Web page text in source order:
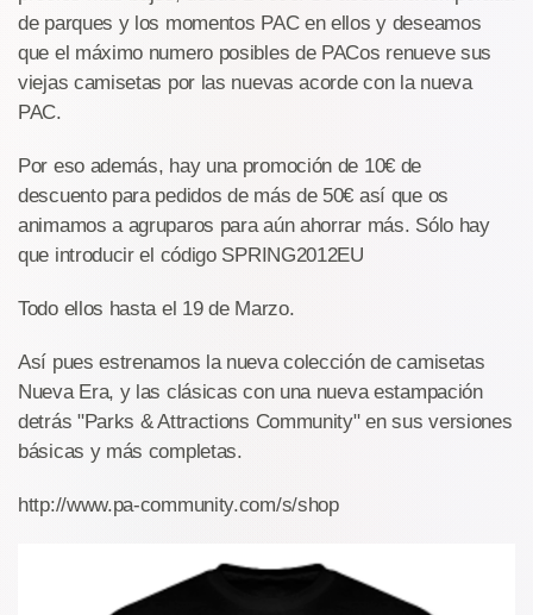
de parques y los momentos PAC en ellos y deseamos
que el máximo numero posibles de PACos renueve sus
viejas camisetas por las nuevas acorde con la nueva
PAC.
Por eso además, hay una promoción de 10€ de
descuento para pedidos de más de 50€ así que os
animamos a agruparos para aún ahorrar más. Sólo hay
que introducir el código SPRING2012EU
Todo ellos hasta el 19 de Marzo.
Así pues estrenamos la nueva colección de camisetas
Nueva Era, y las clásicas con una nueva estampación
detrás "Parks & Attractions Community" en sus versiones
básicas y más completas.
http://www.pa-community.com/s/shop